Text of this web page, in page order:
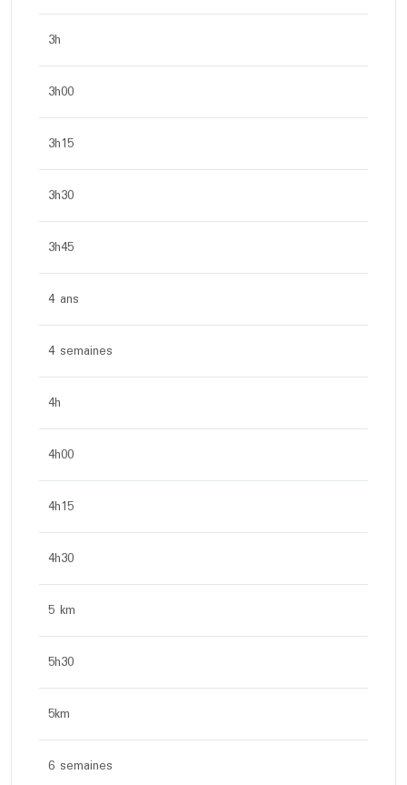
3h
3h00
3h15
3h30
3h45
4 ans
4 semaines
4h
4h00
4h15
4h30
5 km
5h30
5km
6 semaines